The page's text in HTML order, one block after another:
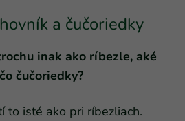
a čučoriedky
inak ako ríbezle, aké
čučoriedky?
to isté ako pri ríbezliach.